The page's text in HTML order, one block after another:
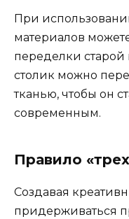
При
материалов
переделки
столик можно
тканью, чтобы он
современным.
Правило
Создавая
придерживаться